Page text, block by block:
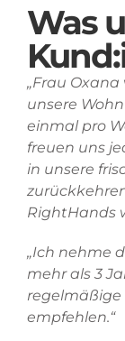
Was
„Frau
unsere
einmal pro
freuen uns
in unsere
RightHands
„Ich nehme
mehr als 3
regelmäßige
empfehlen.“